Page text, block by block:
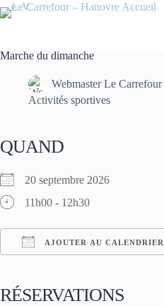
Passer
au
Marche du dimanche
Webmaster Le Carrefour
Activités sportives
QUAND
20 septembre 2026
11h00 - 12h30
AJOUTER AU CALENDRIER
RÉSERVATIONS